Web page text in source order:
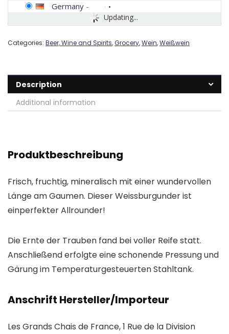
Updating...
Germany -
Categories: Beer, Wine and Spirits,Grocery,Wein,Weißwein
Description
Additional information
Produktbeschreibung
Frisch, fruchtig, mineralisch mit einer wundervollen
Länge am Gaumen. Dieser Weissburgunder ist
einperfekter Allrounder!
Die Ernte der Trauben fand bei voller Reife statt.
Anschließend erfolgte eine schonende Pressung und
Gärung im Temperaturgesteuerten Stahltank.
Anschrift Hersteller/Importeur
Les Grands Chais de France, 1 Rue de la Division